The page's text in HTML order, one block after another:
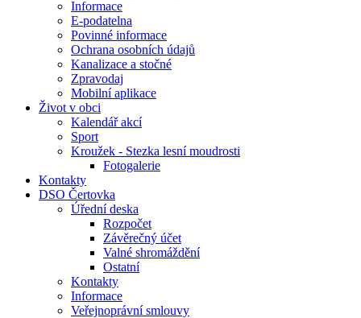
Informace
E-podatelna
Povinné informace
Ochrana osobních údajů
Kanalizace a stočné
Zpravodaj
Mobilní aplikace
Život v obci
Kalendář akcí
Sport
Kroužek - Stezka lesní moudrosti
Fotogalerie
Kontakty
DSO Čertovka
Úřední deska
Rozpočet
Závěrečný účet
Valné shromáždění
Ostatní
Kontakty
Informace
Veřejnoprávní smlouvy